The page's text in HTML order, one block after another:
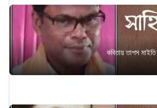
কবিতায় তাপস মাইতি